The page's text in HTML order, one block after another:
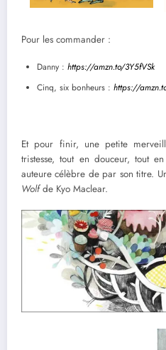
Pour les commander :
Danny : https://amzn.to/3Y5fVSk
Cinq, six bonheurs : https://
Et pour finir, une petite
tristesse, tout en douceur, tout
auteure célèbre de par son titre.
Wolfde Kyo Maclear.